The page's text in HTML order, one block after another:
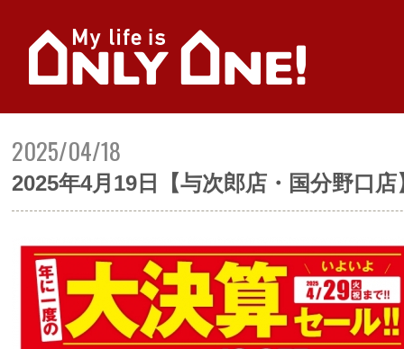
2025/04/18
2025年4月19日【与次郎店・国分野口店